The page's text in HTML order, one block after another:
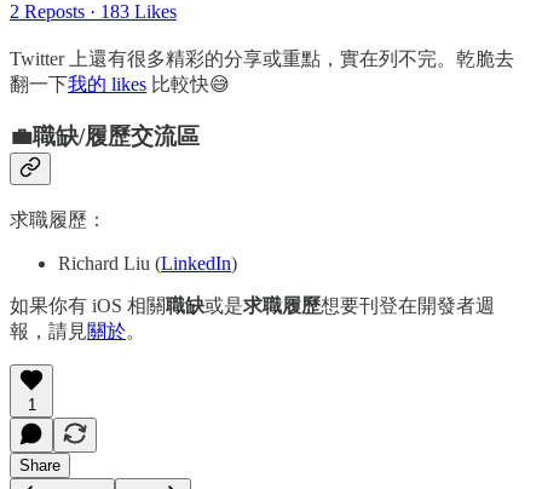
2 Reposts · 183 Likes
Twitter 上還有很多精彩的分享或重點，實在列不完。乾脆去
翻一下我的 likes 比較快😅
💼職缺/履歷交流區
求職履歷：
Richard Liu (LinkedIn)
如果你有 iOS 相關職缺或是求職履歷想要刊登在開發者週
報，請見關於。
1
Share